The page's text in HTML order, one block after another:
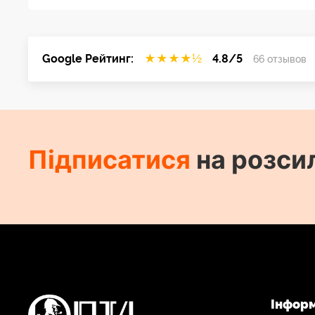
Google Рейтинг: ★ ★ ★ ★½ 4.8/5 66 отзывов
Підписатися на